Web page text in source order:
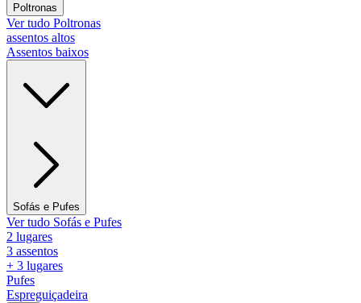
Poltronas
Ver tudo Poltronas
assentos altos
Assentos baixos
Sofás e Pufes
Ver tudo Sofás e Pufes
2 lugares
3 assentos
+ 3 lugares
Pufes
Espreguiçadeira